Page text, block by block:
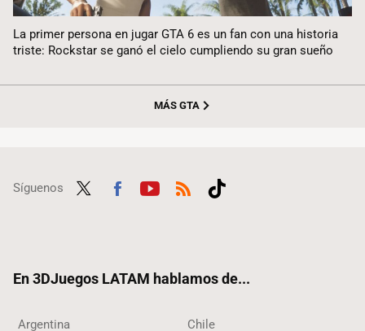
La primer persona en jugar GTA 6 es un fan con una historia
triste: Rockstar se ganó el cielo cumpliendo su gran sueño
MÁS GTA
Síguenos
En 3DJuegos LATAM hablamos de...
Argentina Chile